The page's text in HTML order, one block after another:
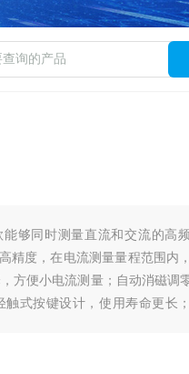
够同时测量直流和交流的高
精度，在电流测量量程范围内
方便小电流测量；自动消磁调
式按键设计，使用寿命更长